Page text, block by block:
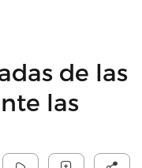
de las
las